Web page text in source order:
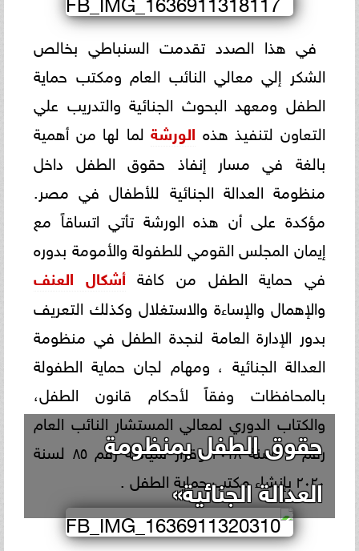
في هذا الصدد تقدمت السنباطي بخالص
الشكر إلي معالي النائب العام ومكتب حماية
الطفل ومعهد البحوث الجنائية والتدريب علي
التعاون لتنفيذ هذه الورشةلما لها من أهمية
بالغة في مسار إنفاذ حقوق الطفل داخل
منظومة العدالة الجنائية للأطفال في مصر.
مؤكدة على أن هذه الورشة تأتي اتساقاً مع
إيمان المجلس القومي للطفولة والأمومة بدوره
في حماية الطفل من كافةأشكال العنف
والإهمال والإساءة والاستغلال وكذلك التعريف
بدور الإدارة العامة لنجدة الطفل في منظومة
العدالة الجنائية ، ومهام لجان حماية الطفولة
بالمحافظات وفقاً لأحكام قانون الطفل،
والكتاب الدوري لمعالي المستشار النائب العام
رقم ٧ لسنة ٢٠١٨ وقرار سيادته رقم ٨٥ لسنة
٢٠٢٠ بإنشاء مكتب حماية الطفل .
حقوق الطفل بمنظومة
العدالة الجنائية»